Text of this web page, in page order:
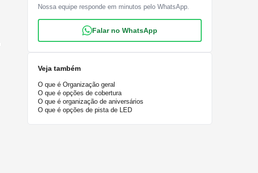
Nossa equipe responde em minutos pelo WhatsApp.
Falar no WhatsApp
Veja também
O que é Organização geral
O que é opções de cobertura
O que é organização de aniversários
O que é opções de pista de LED